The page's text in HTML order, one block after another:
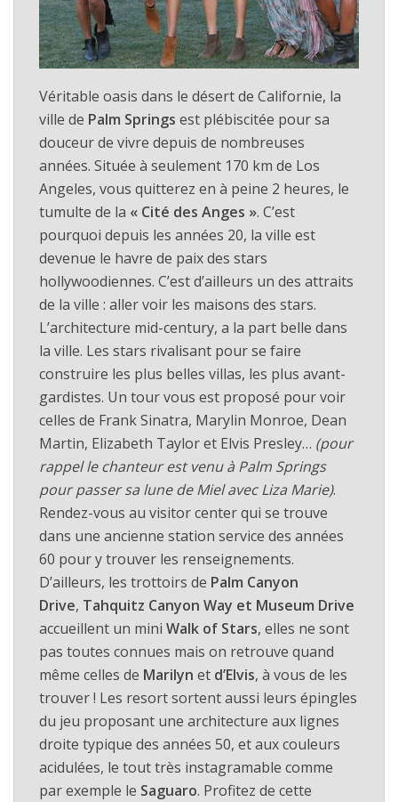
Véritable oasis dans le désert de Californie, la
ville de Palm Springs est plébiscitée pour sa
douceur de vivre depuis de nombreuses
années. Située à seulement 170 km de Los
Angeles, vous quitterez en à peine 2 heures, le
tumulte de la « Cité des Anges ». C’est
pourquoi depuis les années 20, la ville est
devenue le havre de paix des stars
hollywoodiennes. C’est d’ailleurs un des attraits
de la ville : aller voir les maisons des stars.
L’architecture mid-century, a la part belle dans
la ville. Les stars rivalisant pour se faire
construire les plus belles villas, les plus avant-
gardistes. Un tour vous est proposé pour voir
celles de Frank Sinatra, Marylin Monroe, Dean
Martin, Elizabeth Taylor et Elvis Presley… (pour
rappel le chanteur est venu à Palm Springs
pour passer sa lune de Miel avec Liza Marie).
Rendez-vous au visitor center qui se trouve
dans une ancienne station service des années
60 pour y trouver les renseignements.
D’ailleurs, les trottoirs de Palm Canyon
Drive, Tahquitz Canyon Way et Museum Drive
accueillent un mini Walk of Stars, elles ne sont
pas toutes connues mais on retrouve quand
même celles de Marilyn et d’Elvis, à vous de les
trouver ! Les resort sortent aussi leurs épingles
du jeu proposant une architecture aux lignes
droite typique des années 50, et aux couleurs
acidulées, le tout très instagramable comme
par exemple le Saguaro. Profitez de cette